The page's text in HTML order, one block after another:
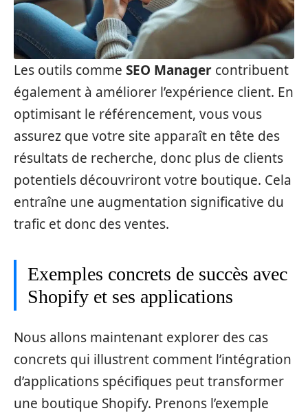
Les outils comme SEO Manager contribuent
également à améliorer l’expérience client. En
optimisant le référencement, vous vous
assurez que votre site apparaît en tête des
résultats de recherche, donc plus de clients
potentiels découvriront votre boutique. Cela
entraîne une augmentation significative du
trafic et donc des ventes.
Exemples concrets de succès avec
Shopify et ses applications
Nous allons maintenant explorer des cas
concrets qui illustrent comment l’intégration
d’applications spécifiques peut transformer
une boutique Shopify. Prenons l’exemple